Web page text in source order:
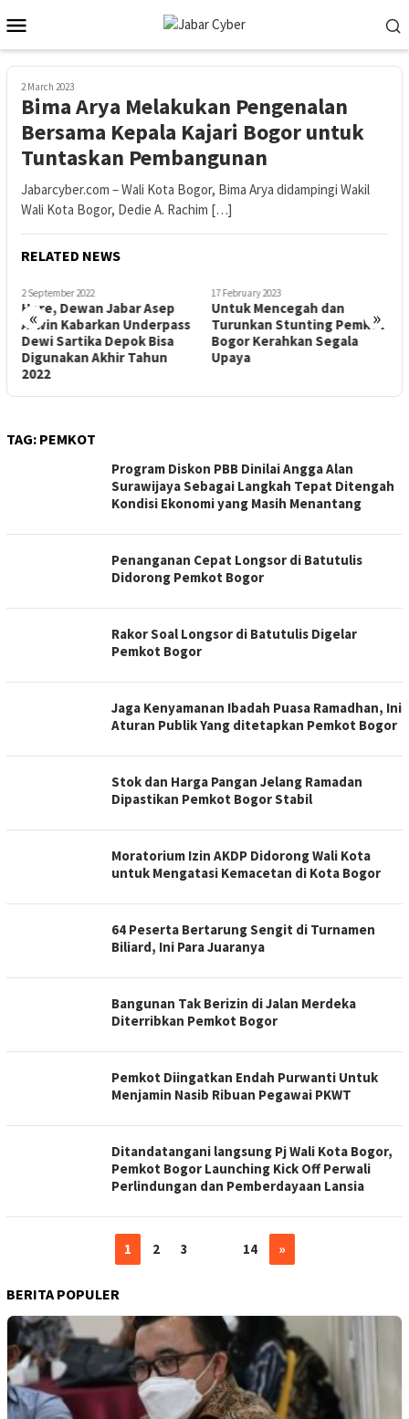
to
contentMenu
2 March 2023
Bima Arya Melakukan Pengenalan
Bersama Kepala Kajari Bogor untuk
Tuntaskan Pembangunan
Jabarcyber.com – Wali Kota Bogor, Bima Arya didampingi Wakil
Wali Kota Bogor, Dedie A. Rachim […]
RELATED NEWS
« »
2 September 2022
Hore, Dewan Jabar Asep
Arwin Kabarkan Underpass
Dewi Sartika Depok Bisa
Digunakan Akhir Tahun
2022
17 February 2023
Untuk Mencegah dan
Turunkan Stunting Pemkot
Bogor Kerahkan Segala
Upaya
TAG: PEMKOT
Program Diskon PBB Dinilai Angga Alan
Surawijaya Sebagai Langkah Tepat Ditengah
Kondisi Ekonomi yang Masih Menantang
Penanganan Cepat Longsor di Batutulis
Didorong Pemkot Bogor
Rakor Soal Longsor di Batutulis Digelar
Pemkot Bogor
Jaga Kenyamanan Ibadah Puasa Ramadhan, Ini
Aturan Publik Yang ditetapkan Pemkot Bogor
Stok dan Harga Pangan Jelang Ramadan
Dipastikan Pemkot Bogor Stabil
Moratorium Izin AKDP Didorong Wali Kota
untuk Mengatasi Kemacetan di Kota Bogor
64 Peserta Bertarung Sengit di Turnamen
Biliard, Ini Para Juaranya
Bangunan Tak Berizin di Jalan Merdeka
Diterribkan Pemkot Bogor
Pemkot Diingatkan Endah Purwanti Untuk
Menjamin Nasib Ribuan Pegawai PKWT
Ditandatangani langsung Pj Wali Kota Bogor,
Pemkot Bogor Launching Kick Off Perwali
Perlindungan dan Pemberdayaan Lansia
1 2 3 14 »
BERITA POPULER